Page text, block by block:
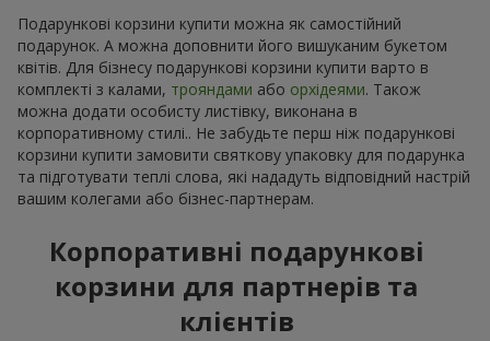
Подарункові корзини купити можна як самостійний
подарунок. А можна доповнити його вишуканим букетом
квітів. Для бізнесу подарункові корзини купити варто в
комплекті з калами, трояндами або орхідеями. Також
можна додати особисту листівку, виконана в
корпоративному стилі.. Не забудьте перш ніж подарункові
корзини купити замовити святкову упаковку для подарунка
та підготувати теплі слова, які нададуть відповідний настрій
вашим колегами або бізнес-партнерам.
Корпоративні подарункові
корзини для партнерів та
клієнтів